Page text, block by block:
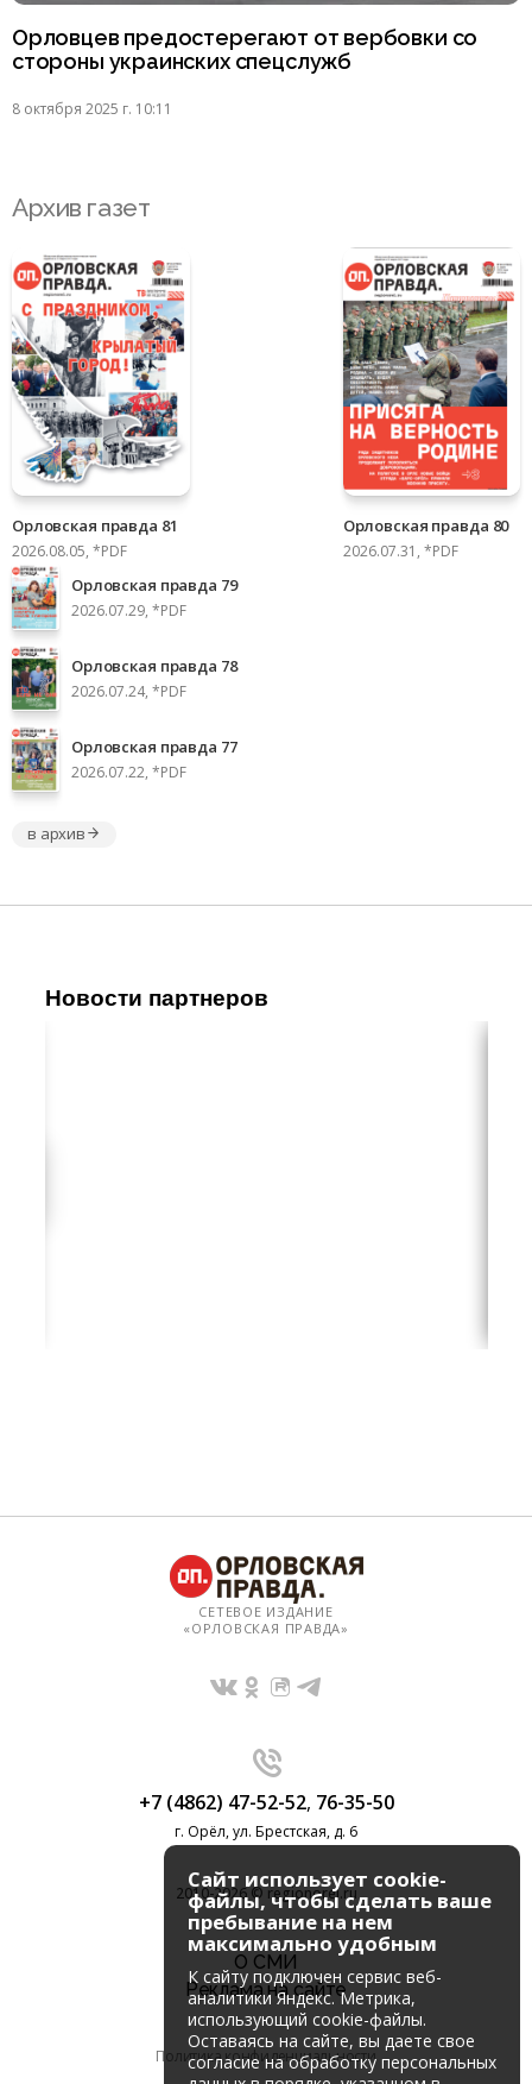
Орловцев предостерегают от вербовки со
стороны украинских спецслужб
8 октября 2025 г. 10:11
Архив газет
Орловская правда 81
2026.08.05, *PDF
Орловская правда 80
2026.07.31, *PDF
Орловская правда 79
2026.07.29, *PDF
Орловская правда 78
2026.07.24, *PDF
Орловская правда 77
2026.07.22, *PDF
в архив
Новости партнеров
СЕТЕВОЕ ИЗДАНИЕ
«ОРЛОВСКАЯ ПРАВДА»
+7 (4862) 47-52-52, 76-35-50
г. Орёл, ул. Брестская, д. 6
2010-2026 © regionorel.ru
О СМИ
Реклама на сайте
Политика конфиденциальности
Сайт использует cookie-
файлы, чтобы сделать ваше
пребывание на нем
максимально удобным
К cайту подключен сервис веб-
аналитики Яндекс. Метрика,
использующий cookie-файлы.
Оставаясь на сайте, вы даете свое
согласие на обработку персональных